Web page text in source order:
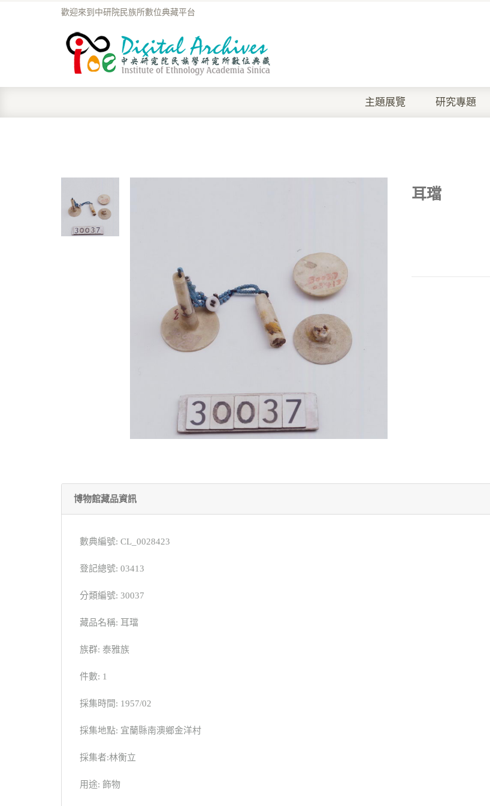
歡迎來到中研院民族所數位典藏平台
主題展覽 研究專題
耳璫
博物館藏品資訊
數典編號: CL_0028423
登記總號: 03413
分類編號: 30037
藏品名稱: 耳璫
族群: 泰雅族
件數: 1
採集時間: 1957/02
採集地點: 宜蘭縣南澳鄉金洋村
採集者:林衡立
用途: 飾物